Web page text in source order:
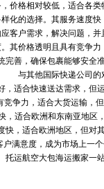
价格相对较低，适合各
化的选择。其服务速度
客户需求，解决问题，
其价格透明且具有竞争
完善，确保包裹能够安全
与其他国际快递公司的
，适合快速送达需求，但
竞争力，适合大货运输，
，适合欧洲和东南亚地区
快，适合欧洲地区，但对
满意度，成为市场上一
托运航空大包海运搬家一